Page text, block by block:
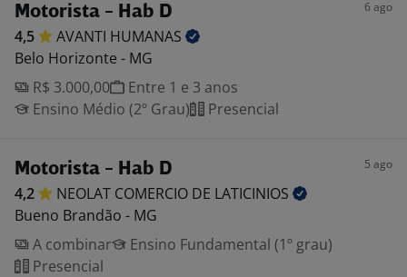
Motorista - Hab D 6 ago
4,5 AVANTI HUMANAS
Belo Horizonte - MG
R$ 3.000,00
Entre 1 e 3 anos
Ensino Médio (2º Grau)
Presencial
Motorista - Hab D 5 ago
4,2 NEOLAT COMERCIO DE LATICINIOS
Bueno Brandão - MG
A combinar
Ensino Fundamental (1º grau)
Presencial